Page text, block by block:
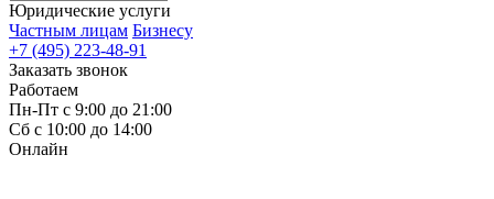
Юридические услуги
Частным лицам Бизнесу
+7 (495) 223-48-91
Заказать звонок
Работаем
Пн-Пт с 9:00 до 21:00
Сб с 10:00 до 14:00
Онлайн